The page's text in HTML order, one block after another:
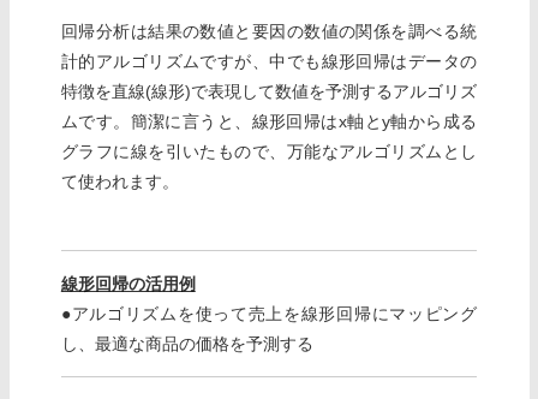
回帰分析は結果の数値と要因の数値の関係を調べる統
計的アルゴリズムですが、中でも線形回帰はデータの
特徴を直線(線形)で表現して数値を予測するアルゴリズ
ムです。簡潔に言うと、線形回帰はx軸とy軸から成る
グラフに線を引いたもので、万能なアルゴリズムとし
て使われます。
線形回帰の活用例
●アルゴリズムを使って売上を線形回帰にマッピング
し、最適な商品の価格を予測する